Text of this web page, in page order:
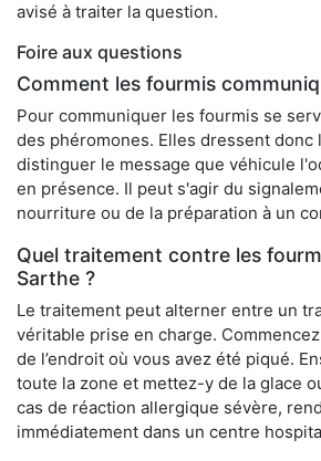
avisé à traiter la question.
Foire aux questions
Comment les fourmis
Pour communiquer les fourmis se
des phéromones. Elles dressent
distinguer le message que véhicule
en présence. Il peut s'agir du
nourriture ou de la préparation à un
Quel traitement contre les
Sarthe ?
Le traitement peut alterner entre un
véritable prise en charge.
de l’endroit où vous avez été piqué.
toute la zone et mettez-y de la glace
cas de réaction allergique sévère,
immédiatement dans un centre